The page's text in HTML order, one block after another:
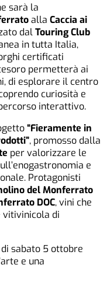
sarà la
allaCaccia ai
dalTouring Club
in tutta Italia,
certificati
permetterà ai
di esplorare il centro
curiosità e
interattivo.
“Fieramente in
, promosso dalla
per valorizzare le
e
Protagonisti
del Monferrato
DOC, vini che
vitivinicola di
sabato 5 ottobre
e una